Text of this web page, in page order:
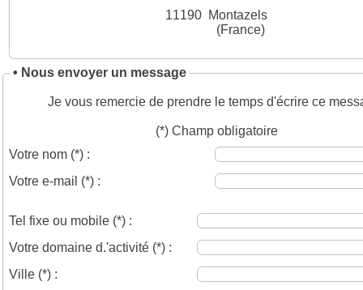
11190 Montazels
(France)
• Nous envoyer un message
Je vous remercie de prendre le temps d'écrire ce
(*) Champ obligatoire
Votre nom (*) :
Votre e-mail (*) :
Tel fixe ou mobile (*) :
Votre domaine d.'activité (*) :
Ville (*) :